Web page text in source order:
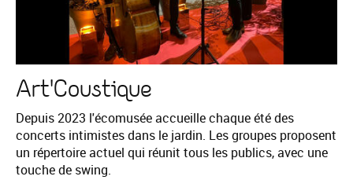
Art'Coustique
Depuis 2023 l'écomusée accueille chaque été des
concerts intimistes dans le jardin. Les groupes proposent
un répertoire actuel qui réunit tous les publics, avec une
touche de swing.